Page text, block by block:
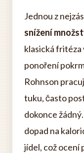
Jednou z
snížení
klasická fritéza
ponoření
Rohnson
tuku, často
dokonce
dopad na
jídel, což ocení